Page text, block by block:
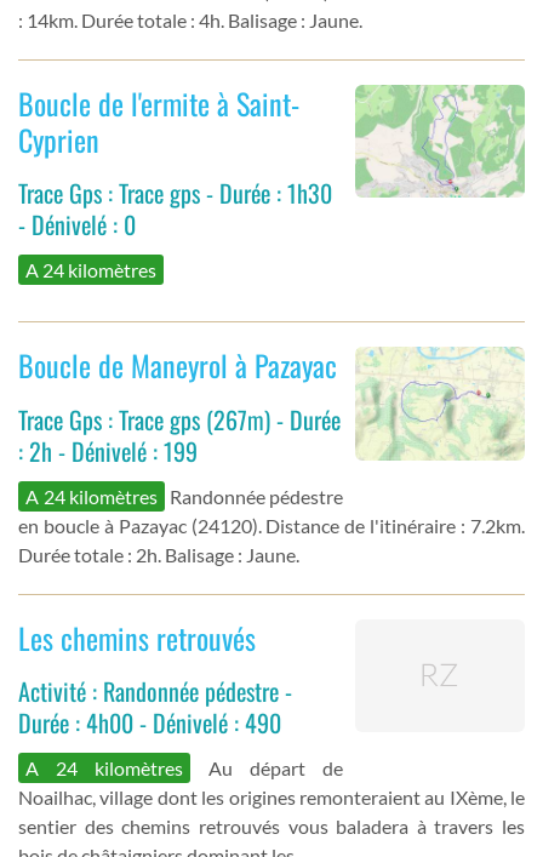
: 14km. Durée totale : 4h. Balisage : Jaune.
Boucle de l'ermite à Saint-
Cyprien
Trace Gps : Trace gps - Durée : 1h30
- Dénivelé : 0
A 24 kilomètres
Boucle de Maneyrol à Pazayac
Trace Gps : Trace gps (267m) - Durée
: 2h - Dénivelé : 199
A 24 kilomètres Randonnée pédestre
en boucle à Pazayac (24120). Distance de l'itinéraire : 7.2km.
Durée totale : 2h. Balisage : Jaune.
Les chemins retrouvés
Activité : Randonnée pédestre -
Durée : 4h00 - Dénivelé : 490
A 24 kilomètres
Au départ de
Noailhac, village dont les origines remonteraient au IXème, le
sentier des chemins retrouvés vous baladera à travers les